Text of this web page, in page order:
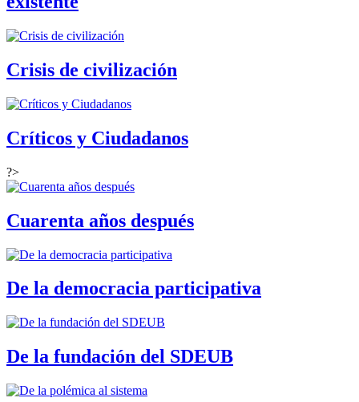
Crisis de civilización
Críticos y Ciudadanos
?>
Cuarenta años después
De la democracia participativa
De la fundación del SDEUB